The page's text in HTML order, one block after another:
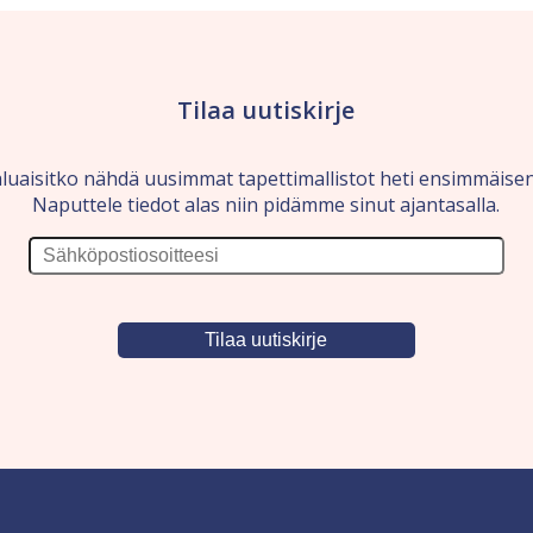
Tilaa uutiskirje
nähdä uusimmat tapettimallistot heti
Naputtele tiedot alas niin pidämme sinut ajantasalla.